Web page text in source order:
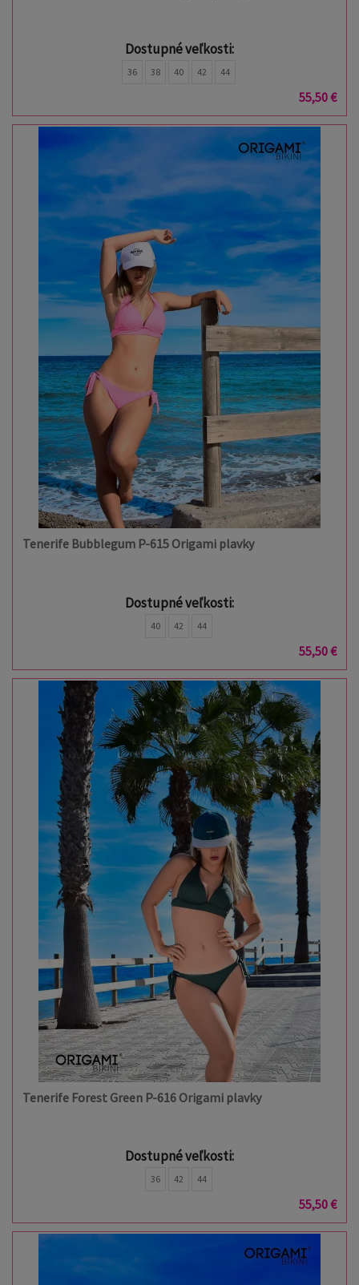
Dostupné veľkosti:
36 38 40 42 44
55,50 €
Tenerife Bubblegum P-615 Origami plavky
Dostupné veľkosti:
40 42 44
55,50 €
Tenerife Forest Green P-616 Origami plavky
Dostupné veľkosti:
36 42 44
55,50 €